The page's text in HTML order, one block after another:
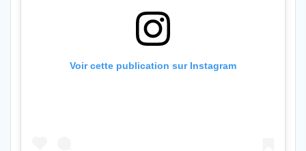
Voir cette publication sur Instagram